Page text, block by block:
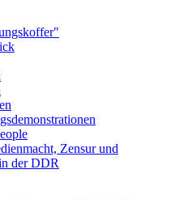
Zensur und
der DDR